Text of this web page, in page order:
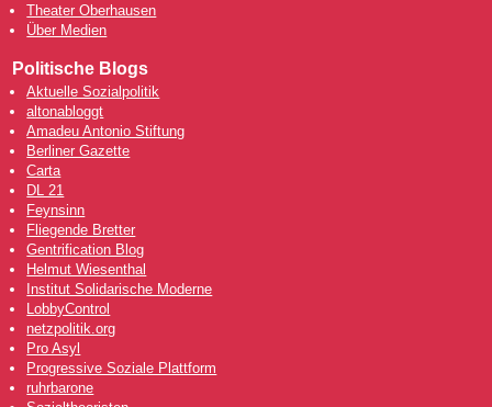
Theater Oberhausen
Über Medien
Politische Blogs
Aktuelle Sozialpolitik
altonabloggt
Amadeu Antonio Stiftung
Berliner Gazette
Carta
DL 21
Feynsinn
Fliegende Bretter
Gentrification Blog
Helmut Wiesenthal
Institut Solidarische Moderne
LobbyControl
netzpolitik.org
Pro Asyl
Progressive Soziale Plattform
ruhrbarone